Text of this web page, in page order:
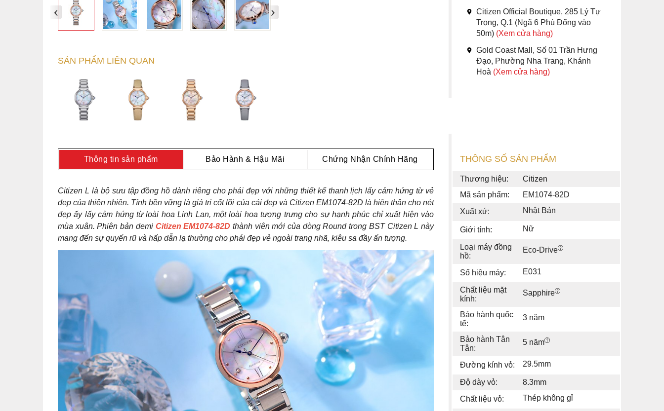
‹ ›
SẢN PHẨM LIÊN QUAN
Citizen Official Boutique, 285 Lý Tự
Trọng, Q.1 (Ngã 6 Phù Đổng vào
50m) (Xem cửa hàng)
Gold Coast Mall, Số 01 Trần Hưng
Đạo, Phường Nha Trang, Khánh
Hoà (Xem cửa hàng)
Thông tin sản phẩm Bảo Hành & Hậu Mãi Chứng Nhận Chính Hãng
Citizen L là bộ sưu tập đồng hồ dành riêng cho phái đẹp với những thiết kế thanh lịch lấy cảm hứng từ vẻ
đẹp của thiên nhiên. Tính bền vững là giá trị cốt lõi của cái đẹp và Citizen EM1074-82D là hiện thân cho nét
đẹp ấy lấy cảm hứng từ loài hoa Linh Lan, một loài hoa tượng trưng cho sự hạnh phúc chỉ xuất hiện vào
mùa xuân. Phiên bản demi Citizen EM1074-82D thành viên mới của dòng Round trong BST Citizen L này
mang đến sự quyến rũ và hấp dẫn lạ thường cho phái đẹp vẻ ngoài trang nhã, kiêu sa đầy ấn tượng.
THÔNG SỐ SẢN PHẨM
Thương hiệu:
Citizen
Mã sản phẩm:
EM1074-82D
Xuất xứ:
Nhật Bản
Giới tính: Nữ
Loại máy đồng
hồ:
Eco-Drive
Số hiệu máy: E031
Chất liệu mặt
kính:
Sapphire
Bảo hành quốc
tế:
3 năm
Bảo hành Tân
Tân:
5 năm
Đường kính vỏ: 29.5mm
Độ dày vỏ:
8.3mm
Chất liệu vỏ:
Thép không gỉ